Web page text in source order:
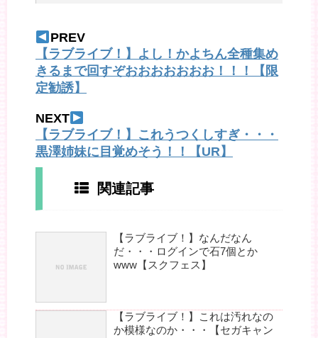
PREV
【ラブライブ！】よし！かよちん全種集め
きるまで回すぞおおおおおおお！！！【限
定勧誘】
NEXT
【ラブライブ！】これうつくしすぎ・・・
黒澤姉妹に目覚めそう！！【UR】
関連記事
【ラブライブ！】なんだなん
だ・・・ログインで石7個とか
www【スクフェス】
【ラブライブ！】これは汚れなの
か模様なのか・・・【セガキャン